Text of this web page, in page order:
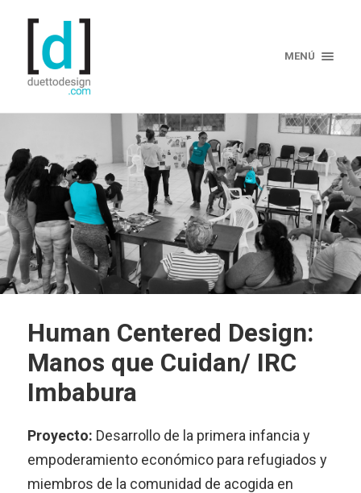
MENÚ
Human Centered Design:
Manos que Cuidan/ IRC
Imbabura
Proyecto: Desarrollo de la primera infancia y
empoderamiento económico para refugiados y
miembros de la comunidad de acogida en